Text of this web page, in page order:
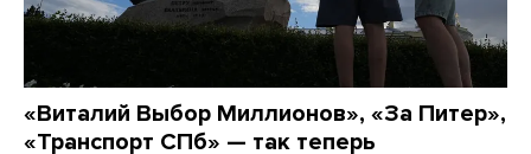
«Виталий Выбор Миллионов», «За Питер»,
«Транспорт СПб» — так теперь